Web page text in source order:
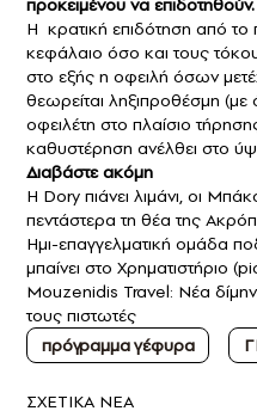
προκειμένου να επιδοτηθούν.
Η κρατική επιδότηση από
κεφάλαιο όσο και τους
στο εξής η οφειλή όσων
θεωρείται ληξιπροθέσμη (με
οφειλέτη στο πλαίσιο
καθυστέρηση ανέλθει στο
Διαβάστε ακόμη
Η Dory πιάνει λιμάνι, οι
πεντάστερα τη θέα της
Ημι-επαγγελματική ομάδα
μπαίνει στο Χρηματιστήριο
Mouzenidis Travel: Νέα
τους πιστωτές
πρόγραμμα γέφυρα
ΣXETIKA NEA